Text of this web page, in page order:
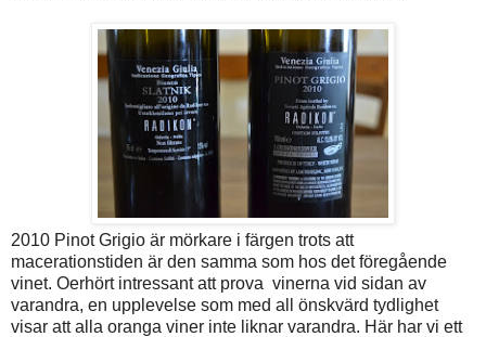
2010 Pinot Grigio är mörkare i färgen trots att
macerationstiden är den samma som hos det föregående
vinet. Oerhört intressant att prova vinerna vid sidan av
varandra, en upplevelse som med all önskvärd tydlighet
visar att alla oranga viner inte liknar varandra. Här har vi ett